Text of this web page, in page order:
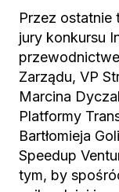
Przez
jury konkursu
Zarządu, VP
Marcina
Platformy
Bartłomieja
Speedup
tym, by